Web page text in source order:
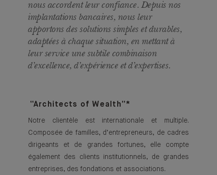
nous accordent leur confiance. Depuis nos
implantations bancaires, nous leur
apportons des solutions simples et durables,
adaptées à chaque situation, en mettant à
leur service une subtile combinaison
d’excellence, d’expérience et d’expertises.
“Architects of Wealth”*
Notre clientèle est internationale et multiple.
Composée de familles, d’entrepreneurs, de cadres
dirigeants et de grandes fortunes, elle compte
également des clients institutionnels, de grandes
entreprises, des fondations et associations.